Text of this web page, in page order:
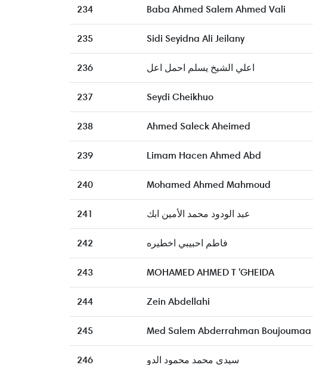
234 Baba Ahmed Salem Ahmed Vali
235 Sidi Seyidna Ali Jeilany
236 اعلي الشيخ يسلم احمل اعل
237 Seydi Cheikhuo
238 Ahmed Saleck Aheimed
239 Limam Hacen Ahmed Abd
240 Mohamed Ahmed Mahmoud
241 عبد الودود محمد الأمين ابك
242 فاطم احبيبي اخطيره
243 MOHAMED AHMED T 'GHEIDA
244 Zein Abdellahi
245 Med Salem Abderrahman Boujoumaa
246 سيدي محمد محمود الدو